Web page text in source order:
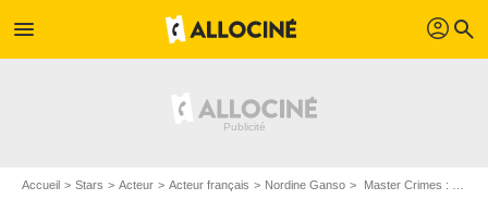
menu profil search
Accueil Stars Acteur Acteur français Nordine Ganso Master Crimes : Photo Victor Meutelet, Nordine Ganso